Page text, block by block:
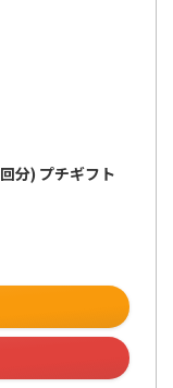
分) プチギフト